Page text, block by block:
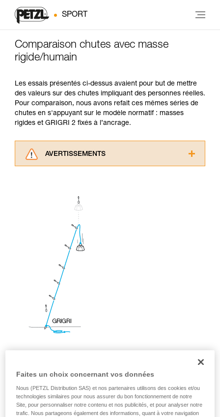
SPORT
Comparaison chutes avec masse
rigide/humain
Les essais présentés ci-dessus avaient pour but de mettre
des valeurs sur des chutes impliquant des personnes réelles.
Pour comparaison, nous avons refait ces mêmes séries de
chutes en s'appuyant sur le modèle normatif : masses
rigides et GRIGRI 2 fixés à l’ancrage.
AVERTISSEMENTS
informations de la notice technique pour
pouvoir comprendre ce complément
d’informations.
Maîtriser ces techniques nécessite une
formation et un entraînement spécifique. Validez
avec un professionnel votre capacité à refaire
la manipulation, seul, en toute sécurité, avant
de la reproduire en autonomie.
Nous donnons des exemples de techniques
liées à votre activité. Il peut en exister d’autres
que nous ne décrivons pas ici.
Faites un choix concernant vos données
Nous (PETZL Distribution SAS) et nos partenaires utilisons des cookies et/ou
technologies similaires pour nous assurer du bon fonctionnement de notre
Site, pour personnaliser notre contenu et nos publicités, et pour analyser notre
trafic. Nous partageons également des informations, quant à votre navigation